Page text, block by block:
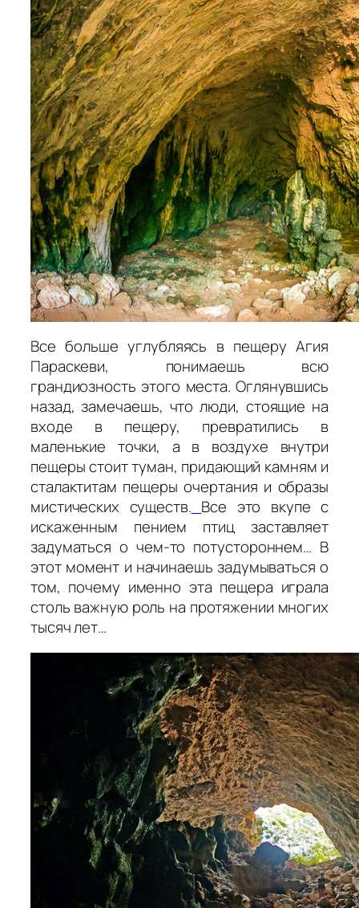
Все больше углубляясь в пещеру Агия
Параскеви, понимаешь всю
грандиозность этого места. Оглянувшись
назад, замечаешь, что люди, стоящие на
входе в пещеру, превратились в
маленькие точки, а в воздухе внутри
пещеры стоит туман, придающий камням и
сталактитам пещеры очертания и образы
мистических существ. Все это вкупе с
искаженным пением птиц заставляет
задуматься о чем-то потустороннем… В
этот момент и начинаешь задумываться о
том, почему именно эта пещера играла
столь важную роль на протяжении многих
тысяч лет…